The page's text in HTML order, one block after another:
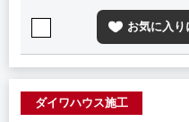
お気に入り
ダイワハウス施工